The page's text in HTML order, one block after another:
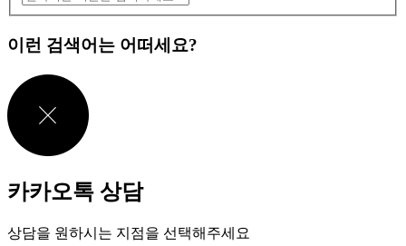
이런 검색어는 어떠세요?
카카오톡 상담
상담을 원하시는 지점을 선택해주세요